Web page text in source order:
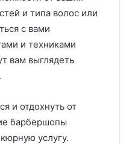
и типа волос или
с вами
и техниками
вам выглядеть
и отдохнуть от
барбершопы
услугу.